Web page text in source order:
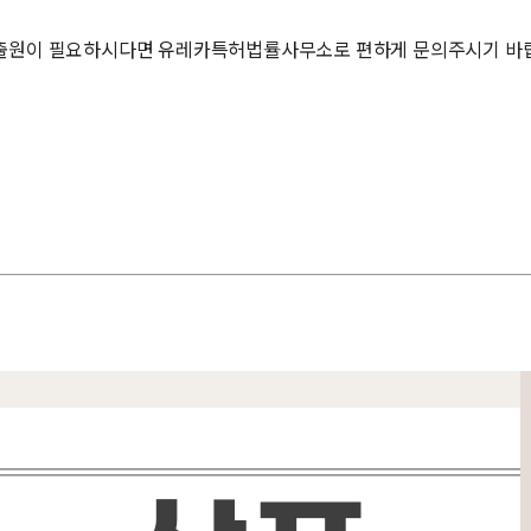
원이 필요하시다면 유레카특허법률사무소로 편하게 문의주시기 바